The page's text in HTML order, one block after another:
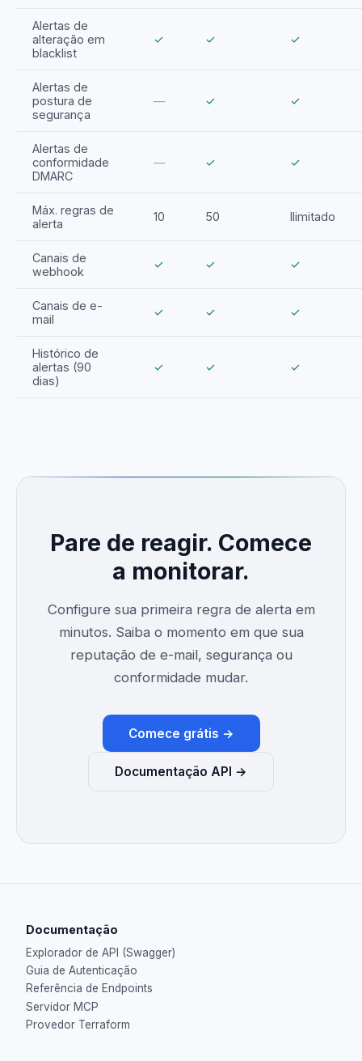
Alertas de
alteração em
blacklist
✓ ✓ ✓
Alertas de
postura de
segurança
— ✓ ✓
Alertas de
conformidade
DMARC
— ✓ ✓
Máx. regras de
alerta
10 50 Ilimitado
Canais de
webhook
✓ ✓ ✓
Canais de e-
mail
✓ ✓ ✓
Histórico de
alertas (90
dias)
✓ ✓ ✓
Pare de reagir. Comece
a monitorar.
Configure sua primeira regra de alerta em
minutos. Saiba o momento em que sua
reputação de e-mail, segurança ou
conformidade mudar.
Comece grátis →
Documentação API →
Documentação
Explorador de API (Swagger)
Guia de Autenticação
Referência de Endpoints
Servidor MCP
Provedor Terraform